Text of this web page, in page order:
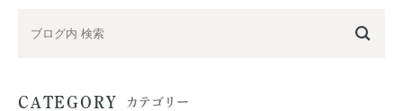
CATEGORY カテゴリー